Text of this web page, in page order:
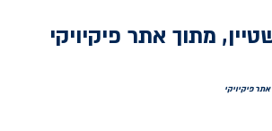
פיקיויקי